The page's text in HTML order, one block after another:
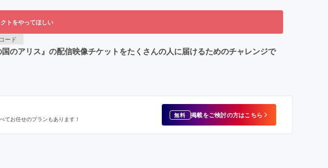
トをやってほしい
ード
のアリス』の配信映像チケットをたくさんの人に届けるためのチャレンジで
てお任せのプランもあります！ 無料 掲載をご検討の方はこちら